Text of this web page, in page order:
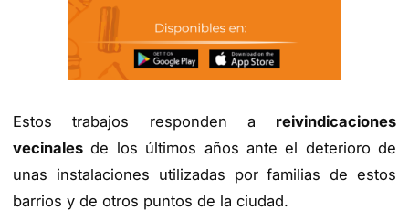
Estos trabajos responden a reivindicaciones
vecinales de los últimos años ante el deterioro de
unas instalaciones utilizadas por familias de estos
barrios y de otros puntos de la ciudad.